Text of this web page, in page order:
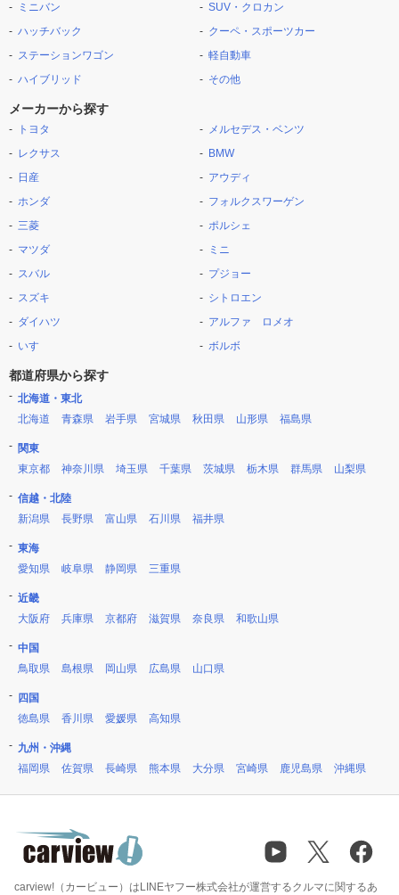
ミニバン
ハッチバック
ステーションワゴン
ハイブリッド
SUV・クロカン
クーペ・スポーツカー
軽自動車
その他
メーカーから探す
トヨタ
レクサス
日産
ホンダ
三菱
マツダ
スバル
スズキ
ダイハツ
いすゞ
メルセデス・ベンツ
BMW
アウディ
フォルクスワーゲン
ポルシェ
ミニ
プジョー
シトロエン
アルファ ロメオ
ボルボ
都道府県から探す
北海道・東北
北海道
青森県 岩手県 宮城県 秋田県 山形県 福島県
関東
東京都
神奈川県 埼玉県 千葉県 茨城県 栃木県 群馬県 山梨県
信越・北陸
新潟県
長野県 富山県 石川県 福井県
東海
愛知県
岐阜県 静岡県 三重県
近畿
大阪府
兵庫県 京都府 滋賀県 奈良県 和歌山県
中国
鳥取県
島根県 岡山県 広島県 山口県
四国
徳島県
香川県 愛媛県 高知県
九州・沖縄
福岡県
佐賀県 長崎県 熊本県 大分県 宮崎県 鹿児島県 沖縄県
carview!（カービュー）はLINEヤフー株式会社が運営するクルマに関するあ